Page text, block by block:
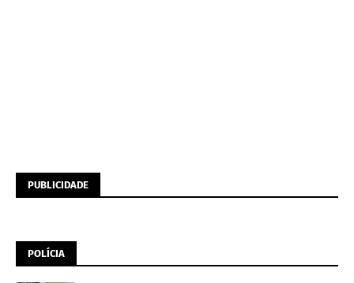
PUBLICIDADE
POLÍCIA